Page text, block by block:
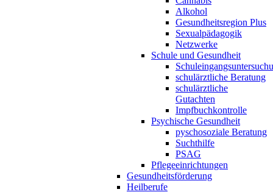
Alkohol
Gesundheitsregion Plus
Sexualpädagogik
Netzwerke
Schule und Gesundheit
schulärztliche Beratung
schulärztliche
Gutachten
Impfbuchkontrolle
Psychische Gesundheit
pyschosoziale Beratung
Suchthilfe
PSAG
Pflegeeinrichtungen
Gesundheitsförderung
Heilberufe